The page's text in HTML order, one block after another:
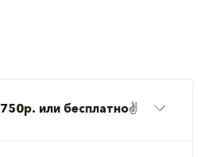
750р. или бесплатно✌️